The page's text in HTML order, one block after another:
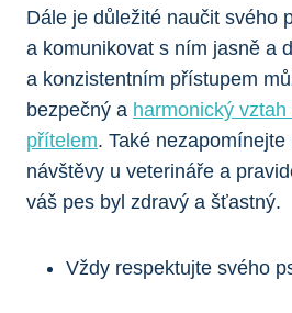
Dále je důležité naučit svého
a komunikovat s ním jasně a
a konzistentním přístupem
bezpečný a harmonický
přítelem. Také
návštěvy u veterináře a
váš pes byl zdravý a šťastný.
Vždy respektujte svého